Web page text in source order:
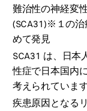
難治性の神経変
(SCA31)※１の治
めて発見
SCA31 は、日本
性症で日本国内
考えられています
疾患原因となる